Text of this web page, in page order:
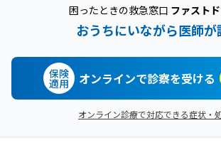
困ったときの救急窓口 ファスト
おうちにいながら医師が
保険
適用 オンラインで診察を受ける
オンライン診療で対応できる症状・